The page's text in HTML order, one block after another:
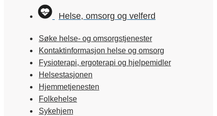
Helse, omsorg og velferd
Søke helse- og omsorgstjenester
Kontaktinformasjon helse og omsorg
Fysioterapi, ergoterapi og hjelpemidler
Helsestasjonen
Hjemmetjenesten
Folkehelse
Sykehjem